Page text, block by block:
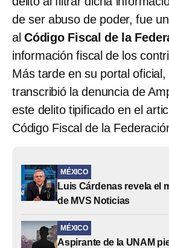
de ser abuso de poder, fue
al Código Fiscal de la
información fiscal de los
Más tarde en su portal
transcribió la denuncia de
este delito tipificado en el
Código Fiscal de la
MÉXICO
Luis Cárdenas revela el
de MVS Noticias
MÉXICO
Aspirante de la UNAM